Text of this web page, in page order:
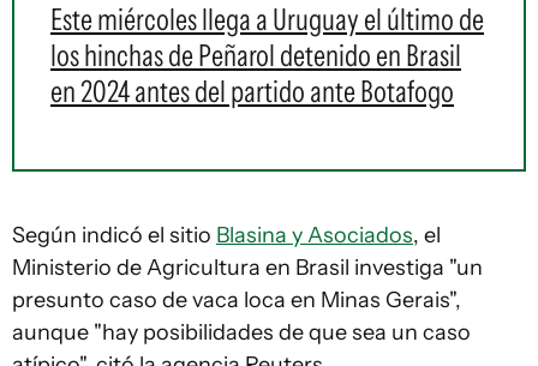
Este miércoles llega a Uruguay el último de
los hinchas de Peñarol detenido en Brasil
en 2024 antes del partido ante Botafogo
Según indicó el sitio Blasina y Asociados, el
Ministerio de Agricultura en Brasil investiga "un
presunto caso de vaca loca en Minas Gerais",
aunque "hay posibilidades de que sea un caso